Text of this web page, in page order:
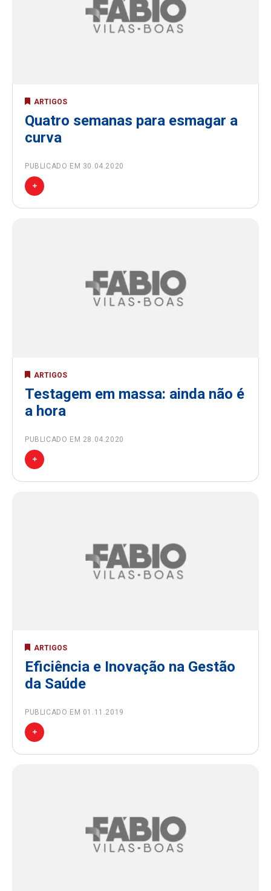
ARTIGOS
Quatro semanas para esmagar a
curva
PUBLICADO EM 30.04.2020
ARTIGOS
Testagem em massa: ainda não é
a hora
PUBLICADO EM 28.04.2020
ARTIGOS
Eficiência e Inovação na Gestão
da Saúde
PUBLICADO EM 01.11.2019